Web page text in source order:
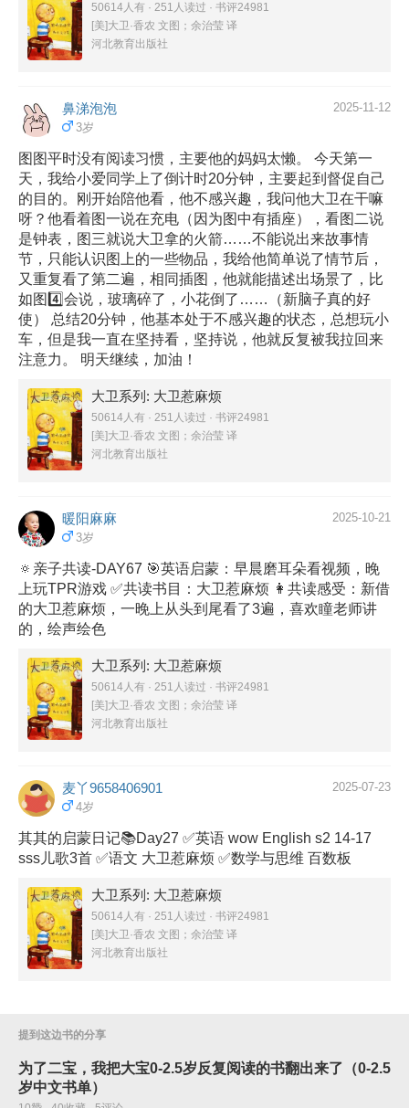
50614人有 · 251人读过 · 书评24981
[美]大卫·香农 文图；余治莹 译
河北教育出版社
鼻涕泡泡
3岁
2025-11-12
图图平时没有阅读习惯，主要他的妈妈太懒。 今天第一
天，我给小爱同学上了倒计时20分钟，主要起到督促自己
的目的。刚开始陪他看，他不感兴趣，我问他大卫在干嘛
呀？他看着图一说在充电（因为图中有插座），看图二说
是钟表，图三就说大卫拿的火箭……不能说出来故事情
节，只能认识图上的一些物品，我给他简单说了情节后，
又重复看了第二遍，相同插图，他就能描述出场景了，比
如图4️⃣会说，玻璃碎了，小花倒了……（新脑子真的好
使） 总结20分钟，他基本处于不感兴趣的状态，总想玩小
车，但是我一直在坚持看，坚持说，他就反复被我拉回来
注意力。 明天继续，加油！
大卫系列: 大卫惹麻烦
50614人有 · 251人读过 · 书评24981
[美]大卫·香农 文图；余治莹 译
河北教育出版社
暖阳麻麻
3岁
2025-10-21
🔅亲子共读-DAY67 🎯英语启蒙：早晨磨耳朵看视频，晚
上玩TPR游戏 ✅共读书目：大卫惹麻烦 👩共读感受：新借
的大卫惹麻烦，一晚上从头到尾看了3遍，喜欢瞳老师讲
的，绘声绘色
大卫系列: 大卫惹麻烦
50614人有 · 251人读过 · 书评24981
[美]大卫·香农 文图；余治莹 译
河北教育出版社
麦丫9658406901
4岁
2025-07-23
其其的启蒙日记📚Day27 ✅英语 wow English s2 14-17
sss儿歌3首 ✅语文 大卫惹麻烦 ✅数学与思维 百数板
大卫系列: 大卫惹麻烦
50614人有 · 251人读过 · 书评24981
[美]大卫·香农 文图；余治莹 译
河北教育出版社
提到这边书的分享
为了二宝，我把大宝0-2.5岁反复阅读的书翻出来了（0-2.5
岁中文书单）